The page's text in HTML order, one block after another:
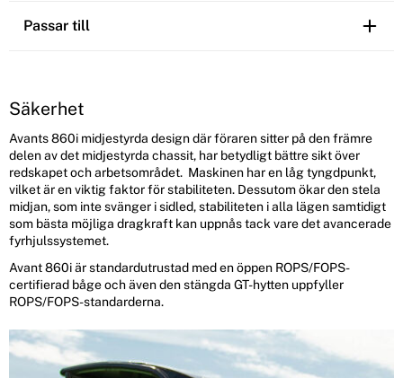
Passar till
Säkerhet
Avants 860i midjestyrda design där föraren sitter på den främre
delen av det midjestyrda chassit, har betydligt bättre sikt över
redskapet och arbetsområdet. Maskinen har en låg tyngdpunkt,
vilket är en viktig faktor för stabiliteten. Dessutom ökar den stela
midjan, som inte svänger i sidled, stabiliteten i alla lägen samtidigt
som bästa möjliga dragkraft kan uppnås tack vare det avancerade
fyrhjulssystemet.
Avant 860i är standardutrustad med en öppen ROPS/FOPS-
certifierad båge och även den stängda GT-hytten uppfyller
ROPS/FOPS-standarderna.